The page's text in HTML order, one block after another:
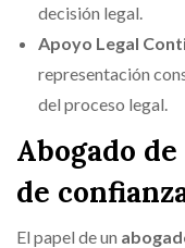
decisión legal.
Apoyo Legal
representación
del proceso legal.
Abogado
de
El papel de un